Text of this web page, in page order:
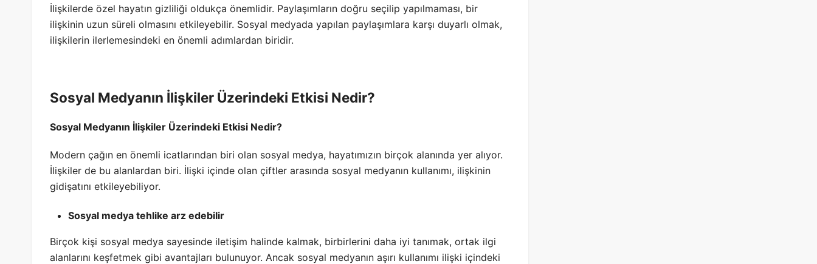
İlişkilerde özel hayatın gizliliği oldukça önemlidir. Paylaşımların doğru seçilip yapılmaması, bir
ilişkinin uzun süreli olmasını etkileyebilir. Sosyal medyada yapılan paylaşımlara karşı duyarlı olmak,
ilişkilerin ilerlemesindeki en önemli adımlardan biridir.
Sosyal Medyanın İlişkiler Üzerindeki Etkisi Nedir?
Sosyal Medyanın İlişkiler Üzerindeki Etkisi Nedir?
Modern çağın en önemli icatlarından biri olan sosyal medya, hayatımızın birçok alanında yer alıyor.
İlişkiler de bu alanlardan biri. İlişki içinde olan çiftler arasında sosyal medyanın kullanımı, ilişkinin
gidişatını etkileyebiliyor.
Sosyal medya tehlike arz edebilir
Birçok kişi sosyal medya sayesinde iletişim halinde kalmak, birbirlerini daha iyi tanımak, ortak ilgi
alanlarını keşfetmek gibi avantajları bulunuyor. Ancak sosyal medyanın aşırı kullanımı ilişki içindeki